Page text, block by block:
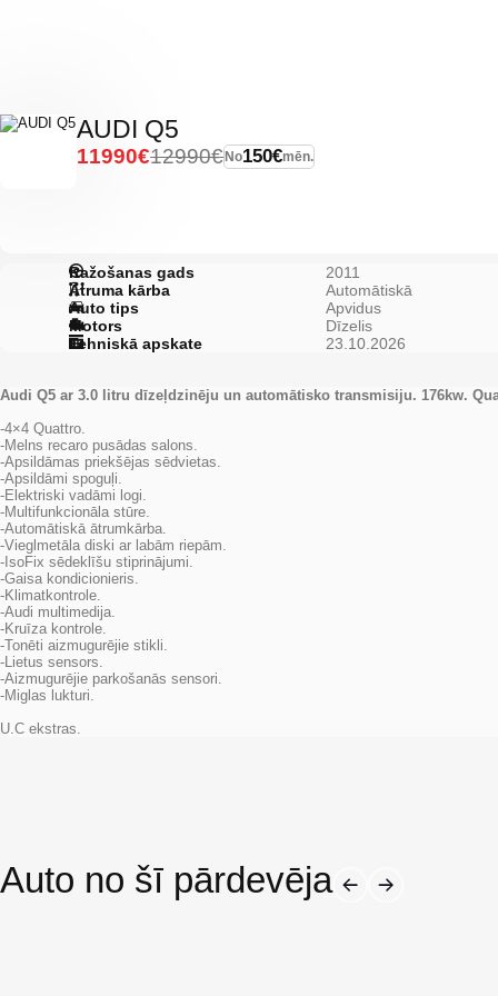
AUDI Q5
No150€mēn.
12990€
11990€
Ražošanas gads
2011
Ātruma kārba
Automātiskā
Auto tips
Apvidus
Motors
Dīzelis
Tehniskā apskate
23.10.2026
Audi Q5 ar 3.0 litru dīzeļdzinēju un automātisko transmisiju. 176kw.
-4×4 Quattro.
-Melns recaro pusādas salons.
-Apsildāmas priekšējas sēdvietas.
-Apsildāmi spoguļi.
-Elektriski vadāmi logi.
-Multifunkcionāla stūre.
-Automātiskā ātrumkārba.
-Vieglmetāla diski ar labām riepām.
-IsoFix sēdeklīšu stiprinājumi.
-Gaisa kondicionieris.
-Klimatkontrole.
-Audi multimedija.
-Kruīza kontrole.
-Tonēti aizmugurējie stikli.
-Lietus sensors.
-Aizmugurējie parkošanās sensori.
-Miglas lukturi.
U.C ekstras.
Auto no šī pārdevēja